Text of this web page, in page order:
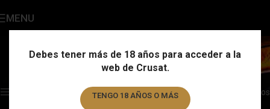
Debes tener más de 18 años para acceder a la
web de Crusat.
TENGO 18 AÑOS O MÁS
MENU Barritas
Barritas Showing all 6 results
Filtros